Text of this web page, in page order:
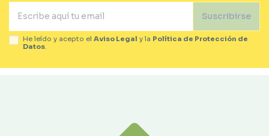
Suscribirse
He leído y acepto el Aviso Legal y la Política de Protección de
Datos.